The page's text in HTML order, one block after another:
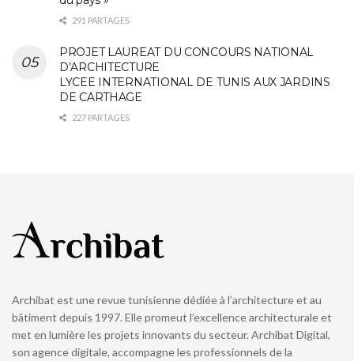
291 PARTAGES
PROJET LAUREAT DU CONCOURS NATIONAL
D’ARCHITECTURE
LYCEE INTERNATIONAL DE TUNIS AUX JARDINS
DE CARTHAGE
227 PARTAGES
Archibat est une revue tunisienne dédiée à l’architecture et au
bâtiment depuis 1997. Elle promeut l’excellence architecturale et
met en lumière les projets innovants du secteur. Archibat Digital,
son agence digitale, accompagne les professionnels de la